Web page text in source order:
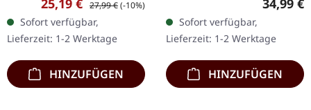
Immortal Bird kehren mit
ihrem bisher
verheerendsten
Statement auf…
25,19 € 27,99 €(-10%)
Sofort verfügbar,
Lieferzeit: 1-2 Werktage
HINZUFÜGEN
Transparent grünes
Doppel-Vinyl im Gatefold-
Cover. Limitierte Auflage.
Die…
34,99 €
Sofort verfügbar,
Lieferzeit: 1-2 Werktage
HINZUFÜGEN